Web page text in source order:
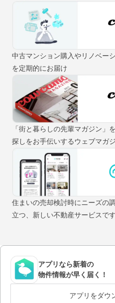
中古マンション購入やリノベー
を定期的にお届け
「街と暮らしの先輩マガジン」
探しをお手伝いするウェブマガ
住まいの売却検討時にニーズの
立つ、新しい不動産サービスです
アプリなら新着の
物件情報が早く届く！
アプリをダウ